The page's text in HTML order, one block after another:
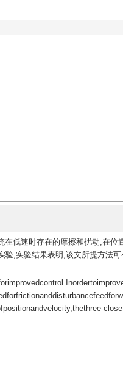
速时存在的摩擦和扰动,
,实验结果表明,该文所提方法